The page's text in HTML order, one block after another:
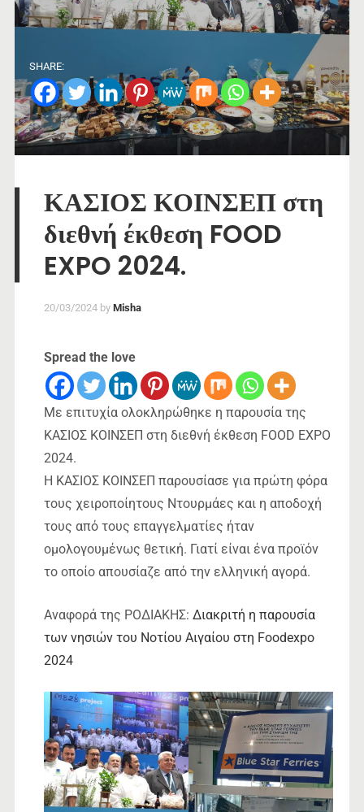
SHARE:
ΚΑΣΙΟΣ ΚΟΙΝΣΕΠ στη
διεθνή έκθεση FOOD
EXPO 2024.
20/03/2024 by Misha
Spread the love
Με επιτυχία ολοκληρώθηκε η παρουσία της
ΚΑΣΙΟΣ ΚΟΙΝΣΕΠ στη διεθνή έκθεση FOOD EXPO
2024.
Η ΚΑΣΙΟΣ ΚΟΙΝΣΕΠ παρουσίασε για πρώτη φόρα
τους χειροποίητους Ντουρμάες και η αποδοχή
τους από τους επαγγελματίες ήταν
ομολογουμένως θετική. Γιατί είναι ένα προϊόν
το οποίο απουσίαζε από την ελληνική αγορά.
Αναφορά της ΡΟΔΙΑΚΗΣ: Διακριτή η παρουσία
των νησιών του Νοτίου Αιγαίου στη Foodexpo
2024